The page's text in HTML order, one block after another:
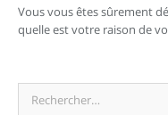
Vous vous êtes sûrement
quelle est votre raison de